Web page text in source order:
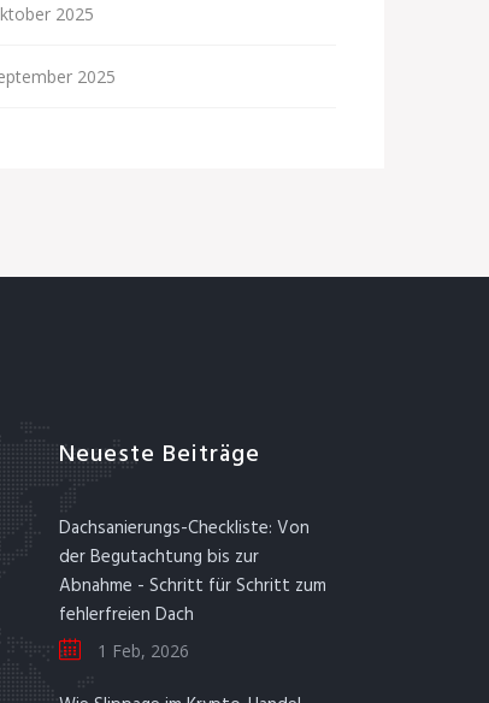
2025
2025
Neueste Beiträge
Dachsanierungs-Checkliste: Von
der Begutachtung bis zur
Abnahme - Schritt für Schritt zum
fehlerfreien Dach
1 Feb, 2026